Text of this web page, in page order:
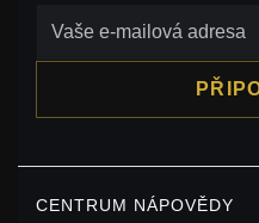
CENTRUM NÁPOVĚDY